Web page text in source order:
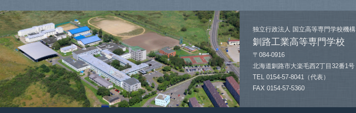
独立行政法人 国立高等専門学校機構
釧路工業高等専門学校
〒084-0916
北海道釧路市大楽毛西2丁目32番1号
TEL 0154-57-8041（代表）
FAX 0154-57-5360